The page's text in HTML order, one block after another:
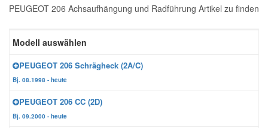
PEUGEOT 206 Achsaufhängung und Radführung Artikel zu finden
Modell auswählen
PEUGEOT 206 Schrägheck (2A/C)
Bj. 08.1998 - heute
PEUGEOT 206 CC (2D)
Bj. 09.2000 - heute
Reparatur-Zubehör
Schlüsselgehäuse
Winter-Autozubehör